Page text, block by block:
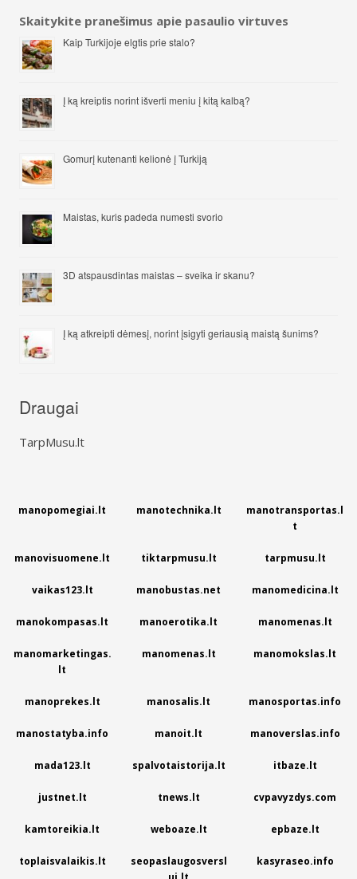
Skaitykite pranešimus apie pasaulio virtuves
Kaip Turkijoje elgtis prie stalo?
Į ką kreiptis norint išverti meniu į kitą kalbą?
Gomurį kutenanti kelionė į Turkiją
Maistas, kuris padeda numesti svorio
3D atspausdintas maistas – sveika ir skanu?
Į ką atkreipti dėmesį, norint įsigyti geriausią maistą šunims?
Draugai
TarpMusu.lt
manopomegiai.lt manotechnika.lt
manotransportas.l
t
manovisuomene.lt tiktarpmusu.lt tarpmusu.lt
vaikas123.lt manobustas.net manomedicina.lt
manokompasas.lt manoerotika.lt manomenas.lt
manomarketingas.
lt
manomenas.lt manomokslas.lt
manoprekes.lt manosalis.lt manosportas.info
manostatyba.info manoit.lt manoverslas.info
mada123.lt spalvotaistorija.lt itbaze.lt
justnet.lt tnews.lt cvpavyzdys.com
kamtoreikia.lt weboaze.lt epbaze.lt
toplaisvalaikis.lt
seopaslaugosversl
kasyraseo.info